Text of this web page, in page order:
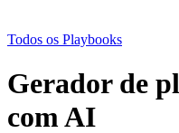
Todos os Playbooks
Gerador de
com AI